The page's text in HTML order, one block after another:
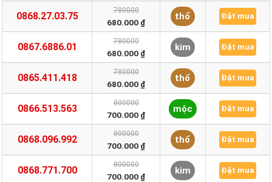
0868.27.03.75 780000
680.000 ₫
thổ Đặt mua
0867.6886.01 780000
680.000 ₫
kim Đặt mua
0865.411.418 780000
680.000 ₫
thổ Đặt mua
0866.513.563 800000
700.000 ₫
mộc Đặt mua
0868.096.992 800000
700.000 ₫
thổ Đặt mua
0868.771.700 800000
700.000 ₫
kim Đặt mua